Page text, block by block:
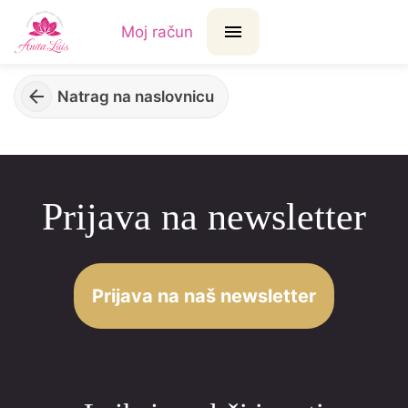
Moj račun
Natrag na naslovnicu
Prijava na newsletter
Prijava na naš newsletter